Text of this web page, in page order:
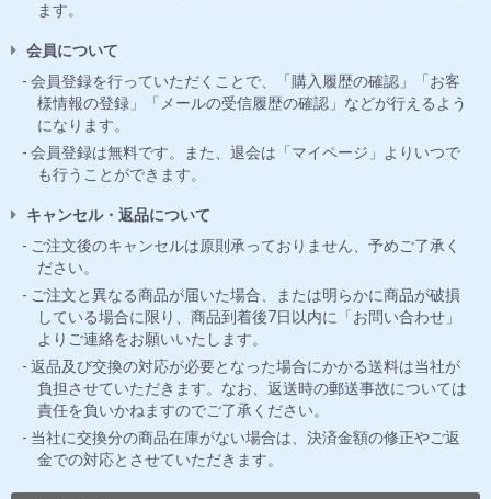
ます。
会員について
会員登録を行っていただくことで、「購入履歴の確認」「お客
様情報の登録」「メールの受信履歴の確認」などが行えるよう
になります。
会員登録は無料です。また、退会は「マイページ」よりいつで
も行うことができます。
キャンセル・返品について
ご注文後のキャンセルは原則承っておりません、予めご了承く
ださい。
ご注文と異なる商品が届いた場合、または明らかに商品が破損
している場合に限り、商品到着後7日以内に「お問い合わせ」
よりご連絡をお願いいたします。
返品及び交換の対応が必要となった場合にかかる送料は当社が
負担させていただきます。なお、返送時の郵送事故については
責任を負いかねますのでご了承ください。
当社に交換分の商品在庫がない場合は、決済金額の修正やご返
金での対応とさせていただきます。